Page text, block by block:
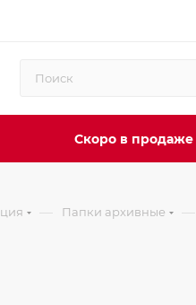
Скоро в продаже
— Папки архивные —